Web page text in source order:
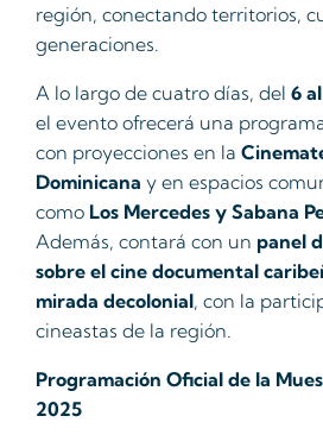
región, conectando territorios,
generaciones.
A lo largo de cuatro días, del 6
el evento ofrecerá una
con proyecciones en la
Dominicana y en espacios
como Los Mercedes y Sabana
Además, contará con un panel
sobre el cine documental
mirada decolonial, con la
cineastas de la región.
Programación Oficial de la
2025